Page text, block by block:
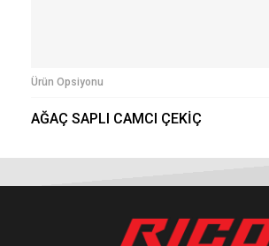
Ürün Opsiyonu
AĞAÇ SAPLI CAMCI ÇEKİÇ